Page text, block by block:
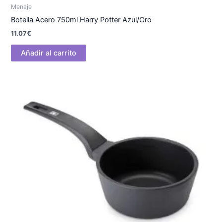
Menaje
Botella Acero 750ml Harry Potter Azul/Oro
11.07€
Añadir al carrito